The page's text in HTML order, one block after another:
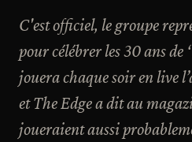
C'est officiel, le groupe
pour célébrer les 30 ans de
jouera chaque soir en live
et The Edge a dit au
joueraient aussi